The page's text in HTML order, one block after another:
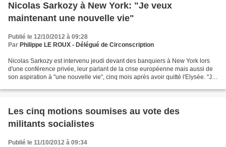
Nicolas Sarkozy à New York: "Je veux
maintenant une nouvelle vie"
Publié le 12/10/2012 à 09:28
Par Philippe LE ROUX - Délégué de Circonscription
Nicolas Sarkozy est intervenu jeudi devant des banquiers à New York lors
d'une conférence privée, leur parlant de la crise européenne mais aussi de
son aspiration à "une nouvelle vie", cinq mois après avoir quitté l'Elysée. "Je
Les cinq motions soumises au vote des
militants socialistes
Publié le 11/10/2012 à 09:34